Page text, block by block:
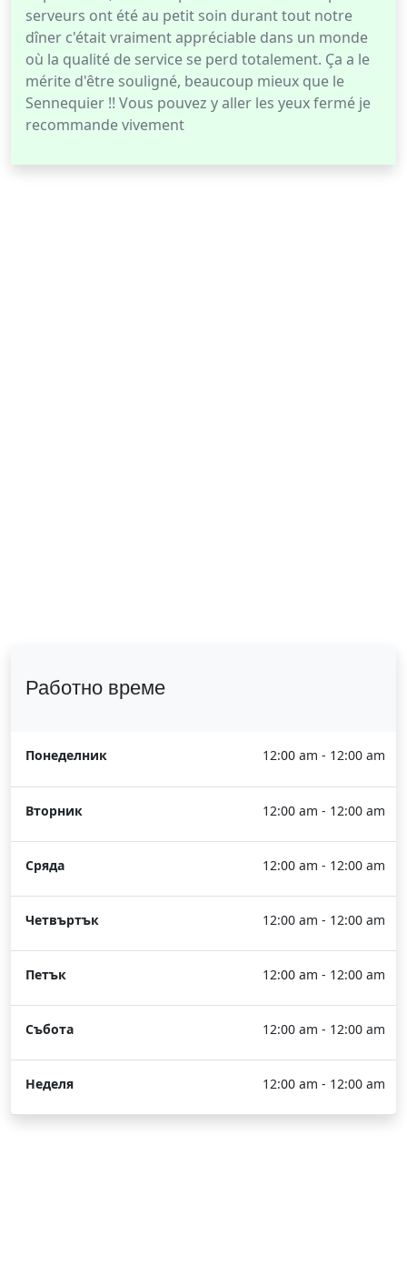
serveurs ont été au petit soin durant tout notre
dîner c'était vraiment appréciable dans un monde
où la qualité de service se perd totalement. Ça a le
mérite d'être souligné, beaucoup mieux que le
Sennequier !! Vous pouvez y aller les yeux fermé je
recommande vivement
Работно време
Понеделник 12:00 am - 12:00 am
Вторник 12:00 am - 12:00 am
Сряда 12:00 am - 12:00 am
Четвъртък 12:00 am - 12:00 am
Петък 12:00 am - 12:00 am
Събота 12:00 am - 12:00 am
Неделя 12:00 am - 12:00 am